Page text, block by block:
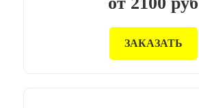
ЗАКАЗАТЬ